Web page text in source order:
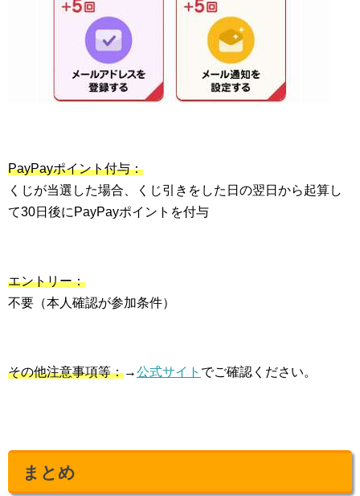
PayPayポイント付与：
くじが当選した場合、くじ引きをした日の翌日から起算し
て30日後にPayPayポイントを付与
エントリー：
不要（本人確認が参加条件）
その他注意事項等：→公式サイト でご確認ください。
まとめ